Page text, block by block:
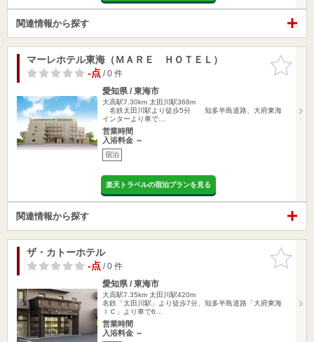
関連情報から探す
お気に入
りに追加
マーレホテル東海（ＭＡＲＥ ＨＯＴＥＬ）
-点/ 0 件
愛知県 / 東海市
大高駅7.30km 太田川駅368m
名鉄太田川駅より徒歩5分 知多半島道路、大府東海
インターより車で…
営業時間
入浴料金 ～
宿泊
楽天トラベルの宿泊プランを見る
関連情報から探す
お気に入
りに追加
ザ・カトーホテル
-点/ 0 件
愛知県 / 東海市
大高駅7.35km 太田川駅420m
名鉄「太田川駅」より徒歩7分、知多半島道路「大府東海
ＩＣ」より車で6…
営業時間
入浴料金 ～